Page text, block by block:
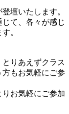
壇いたします。
て、各々が感じ
。
りあえずクラス
もお気軽にご参
お気軽にご参加